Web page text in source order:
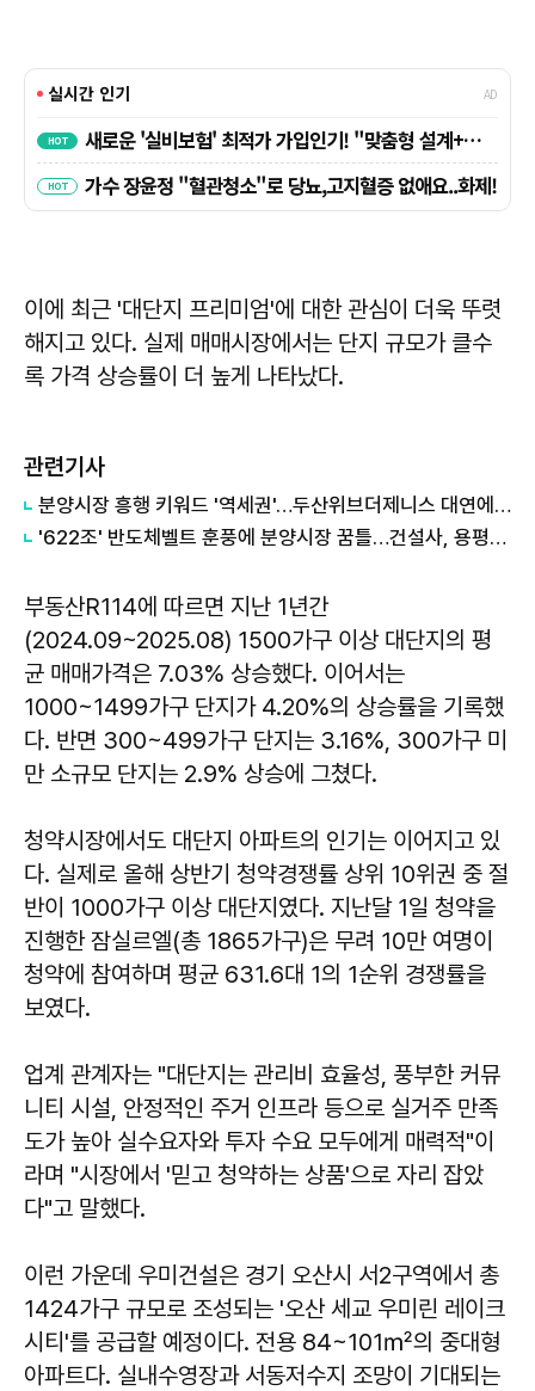
이에 최근 '대단지 프리미엄'에 대한 관심이 더욱 뚜렷
해지고 있다. 실제 매매시장에서는 단지 규모가 클수
록 가격 상승률이 더 높게 나타났다.
관련기사
분양시장 흥행 키워드 '역세권'…두산위브더제니스 대연에 쏠리는 눈
'622조' 반도체벨트 훈풍에 분양시장 꿈틀…건설사, 용평화수 공략 속도
부동산R114에 따르면 지난 1년간
(2024.09~2025.08) 1500가구 이상 대단지의 평
균 매매가격은 7.03% 상승했다. 이어서는
1000~1499가구 단지가 4.20%의 상승률을 기록했
다. 반면 300~499가구 단지는 3.16%, 300가구 미
만 소규모 단지는 2.9% 상승에 그쳤다.
청약시장에서도 대단지 아파트의 인기는 이어지고 있
다. 실제로 올해 상반기 청약경쟁률 상위 10위권 중 절
반이 1000가구 이상 대단지였다. 지난달 1일 청약을
진행한 잠실르엘(총 1865가구)은 무려 10만 여명이
청약에 참여하며 평균 631.6대 1의 1순위 경쟁률을
보였다.
업계 관계자는 "대단지는 관리비 효율성, 풍부한 커뮤
니티 시설, 안정적인 주거 인프라 등으로 실거주 만족
도가 높아 실수요자와 투자 수요 모두에게 매력적"이
라며 "시장에서 '믿고 청약하는 상품'으로 자리 잡았
다"고 말했다.
이런 가운데 우미건설은 경기 오산시 서2구역에서 총
1424가구 규모로 조성되는 '오산 세교 우미린 레이크
시티'를 공급할 예정이다. 전용 84~101㎡의 중대형
아파트다. 실내수영장과 서동저수지 조망이 기대되는